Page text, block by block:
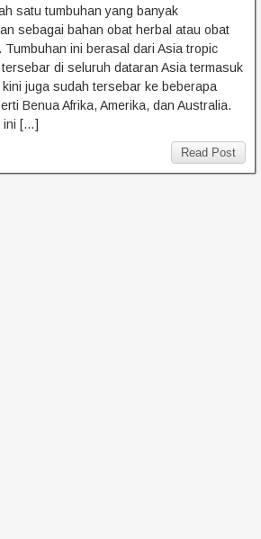
satu tumbuhan yang banyak
sebagai bahan obat herbal atau obat
Tumbuhan ini berasal dari Asia tropic
di seluruh dataran Asia termasuk
juga sudah tersebar ke beberapa
Benua Afrika, Amerika, dan Australia.
ini […]
Read Post